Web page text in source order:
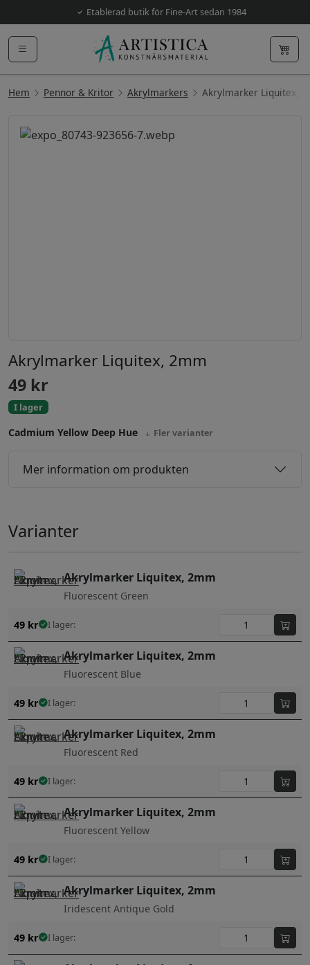
Etablerad butik för Fine-Art sedan 1984
Hem Pennor & Kritor Akrylmarkers Akrylmarker Liquitex,
Akrylmarker Liquitex, 2mm
49 kr
I lager
Cadmium Yellow Deep Hue Fler varianter
Mer information om produkten
Varianter
Akrylmarker Liquitex, 2mm
Fluorescent Green
49 kr I lager:
Akrylmarker Liquitex, 2mm
Fluorescent Blue
49 kr I lager:
Akrylmarker Liquitex, 2mm
Fluorescent Red
49 kr I lager:
Akrylmarker Liquitex, 2mm
Fluorescent Yellow
49 kr I lager:
Akrylmarker Liquitex, 2mm
Iridescent Antique Gold
49 kr I lager: